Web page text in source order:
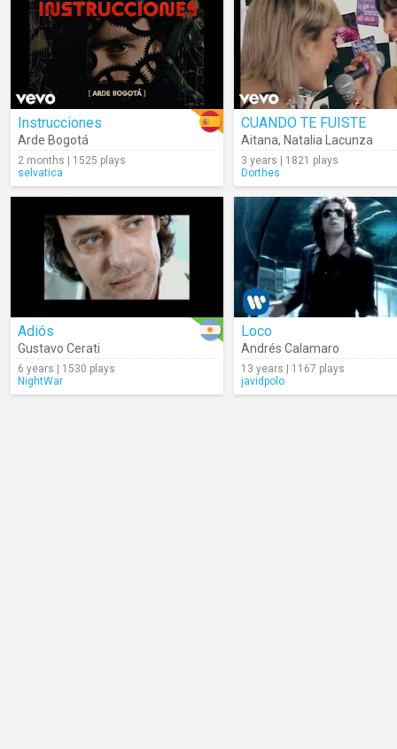
Instrucciones
Arde Bogotá
2 months | 1525 plays
selvatica
CUANDO TE FUISTE
Aitana, Natalia Lacunza
3 years | 1821 plays
Dorthes
Adiós
Gustavo Cerati
6 years | 1530 plays
NightWar
Loco
Andrés Calamaro
13 years | 1167 plays
javidpolo